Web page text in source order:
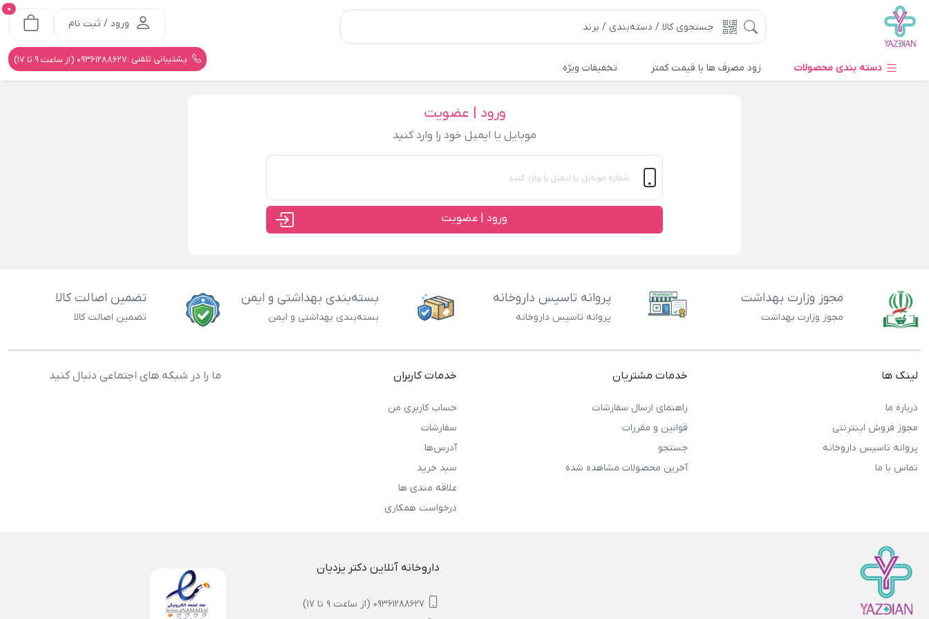
ورود / ثبت نام
0
پشتیبانی تلفنی :09361288627 (از ساعت 9 تا 17)
دسته بندی محصولات زود مصرف ها با قیمت کمتر تخفیفات ویژه
ورود | عضویت
موبایل یا ایمیل خود را وارد کنید
ورود | عضویت
مجوز وزارت بهداشت
مجوز وزارت بهداشت
پروانه تاسیس داروخانه
پروانه تاسیس داروخانه
بسته‌بندی بهداشتی و ایمن
بسته‌بندی بهداشتی و ایمن
تضمین اصالت کالا
تضمین اصالت کالا
لینک ها
درباره ما
مجوز فروش اینترنتی
پروانه تاسیس داروخانه
تماس با ما
خدمات مشتریان
راهنمای ارسال سفارشات
قوانین و مقررات
جستجو
آخرین محصولات مشاهده شده
خدمات کاربران
حساب کاربری من
سفارشات
آدرس‌ها
سبد خرید
علاقه مندی ها
درخواست همکاری
ما را در شبکه های اجتماعی دنبال کنید
داروخانه آنلاین دکتر یزدیان
09361288627 (از ساعت 9 تا 17)